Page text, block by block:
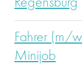
Regensburg
Fahrer (m/
Minijob